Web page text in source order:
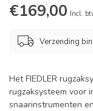
€169,00 Incl.
Verzending
Het FIEDLER
rugzaksysteem voor
snaarinstrumenten